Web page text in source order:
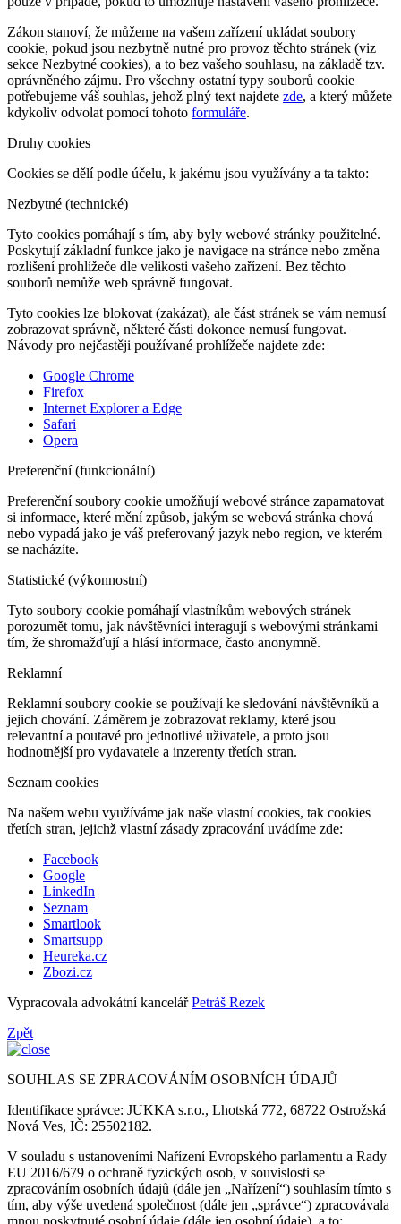
Zákon stanoví, že můžeme na vašem zařízení ukládat soubory
cookie, pokud jsou nezbytně nutné pro provoz těchto stránek (viz
sekce Nezbytné cookies), a to bez vašeho souhlasu, na základě tzv.
oprávněného zájmu. Pro všechny ostatní typy souborů cookie
potřebujeme váš souhlas, jehož plný text najdete zde, a který můžete
kdykoliv odvolat pomocí tohoto formuláře.
Druhy cookies
Cookies se dělí podle účelu, k jakému jsou využívány a ta takto:
Nezbytné (technické)
Tyto cookies pomáhají s tím, aby byly webové stránky použitelné.
Poskytují základní funkce jako je navigace na stránce nebo změna
rozlišení prohlížeče dle velikosti vašeho zařízení. Bez těchto
souborů nemůže web správně fungovat.
Tyto cookies lze blokovat (zakázat), ale část stránek se vám nemusí
zobrazovat správně, některé části dokonce nemusí fungovat.
Návody pro nejčastěji používané prohlížeče najdete zde:
Google Chrome
Firefox
Internet Explorer a Edge
Safari
Opera
Preferenční (funkcionální)
Preferenční soubory cookie umožňují webové stránce zapamatovat
si informace, které mění způsob, jakým se webová stránka chová
nebo vypadá jako je váš preferovaný jazyk nebo region, ve kterém
se nacházíte.
Statistické (výkonnostní)
Tyto soubory cookie pomáhají vlastníkům webových stránek
porozumět tomu, jak návštěvníci interagují s webovými stránkami
tím, že shromažďují a hlásí informace, často anonymně.
Reklamní
Reklamní soubory cookie se používají ke sledování návštěvníků a
jejich chování. Záměrem je zobrazovat reklamy, které jsou
relevantní a poutavé pro jednotlivé uživatele, a proto jsou
hodnotnější pro vydavatele a inzerenty třetích stran.
Seznam cookies
Na našem webu využíváme jak naše vlastní cookies, tak cookies
třetích stran, jejichž vlastní zásady zpracování uvádíme zde:
Facebook
Google
LinkedIn
Seznam
Smartlook
Smartsupp
Heureka.cz
Zbozi.cz
Vypracovala advokátní kancelářPetráš Rezek
Zpět
SOUHLAS SE ZPRACOVÁNÍM OSOBNÍCH ÚDAJŮ
Identifikace správce: JUKKA s.r.o., Lhotská 772, 68722 Ostrožská
Nová Ves, IČ: 25502182.
V souladu s ustanoveními Nařízení Evropského parlamentu a Rady
EU 2016/679 o ochraně fyzických osob, v souvislosti se
zpracováním osobních údajů (dále jen „Nařízení“) souhlasím tímto s
tím, aby výše uvedená společnost (dále jen „správce“) zpracovávala
mnou poskytnuté osobní údaje (dále jen osobní údaje), a to: